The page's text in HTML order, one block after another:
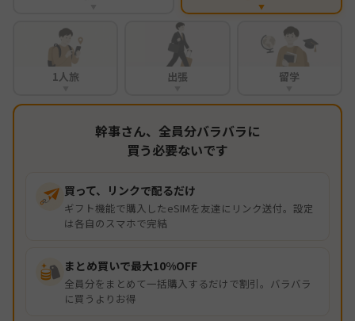
▼
1人旅 出張 留学
幹事さん、全員分バラバラに
買う必要ないです
買って、リンクで配るだけ
ギフト機能で購入したeSIMを友達にリンク送付。設定
は各自のスマホで完結
まとめ買いで最大10%OFF
全員分をまとめて一括購入するだけで割引。バラバラ
に買うよりお得